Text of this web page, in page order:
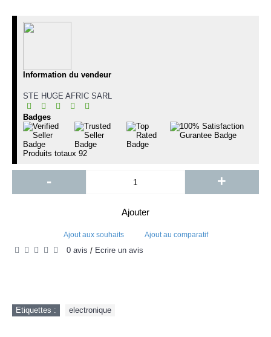
Information du vendeur
STE HUGE AFRIC SARL
Badges
Produits totaux 92
- +
Ajouter
Ajout aux souhaits Ajout au comparatif
0 avis / Écrire un avis
Etiquettes : electronique